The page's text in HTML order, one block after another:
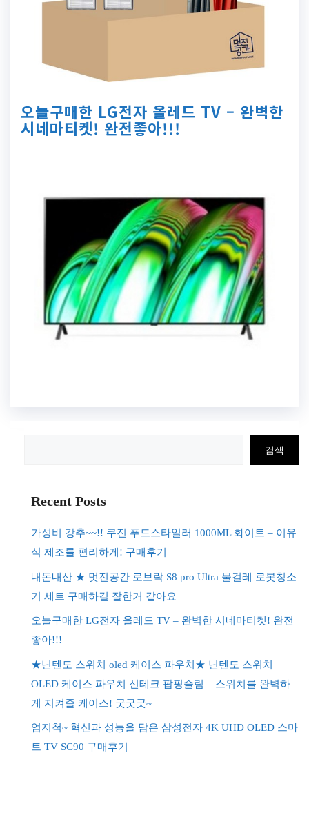
오늘구매한 LG전자 올레드 TV – 완벽한
시네마티켓! 완전좋아!!!
검색
Recent Posts
가성비 강추~~!! 쿠진 푸드스타일러 1000ML 화이트 – 이유
식 제조를 편리하게! 구매후기
내돈내산 ★ 멋진공간 로보락 S8 pro Ultra 물걸레 로봇청소
기 세트 구매하길 잘한거 같아요
오늘구매한 LG전자 올레드 TV – 완벽한 시네마티켓! 완전
좋아!!!
★닌텐도 스위치 oled 케이스 파우치★ 닌텐도 스위치
OLED 케이스 파우치 신테크 팝핑슬림 – 스위치를 완벽하
게 지켜줄 케이스! 굿굿굿~
엄지척~ 혁신과 성능을 담은 삼성전자 4K UHD OLED 스마
트 TV SC90 구매후기